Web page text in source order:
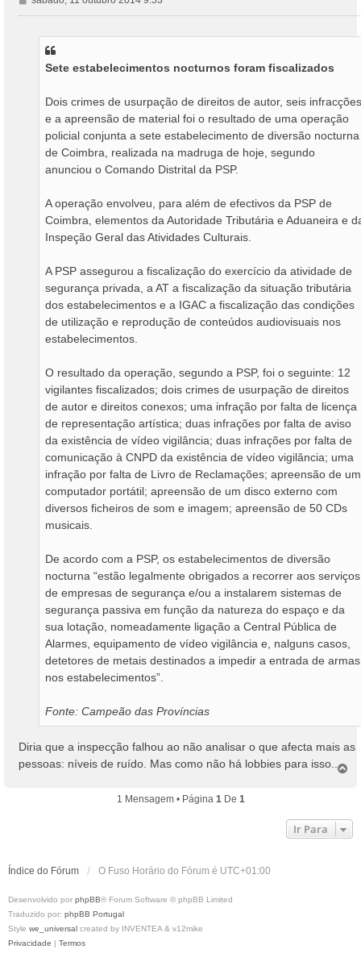
e
Sete estabelecimentos nocturnos foram fiscalizados
Dois crimes de usurpação de direitos de autor, seis infracções
e a apreensão de material foi o resultado de uma operação
policial conjunta a sete estabelecimento de diversão nocturna
de Coimbra, realizada na madruga de hoje, segundo
anunciou o Comando Distrital da PSP.
A operação envolveu, para além de efectivos da PSP de
Coimbra, elementos da Autoridade Tributária e Aduaneira e
Inspeção Geral das Atividades Culturais.
A PSP assegurou a fiscalização do exercício da atividade de
segurança privada, a AT a fiscalização da situação tributária
dos estabelecimentos e a IGAC a fiscalização das condições
de utilização e reprodução de conteúdos audiovisuais nos
estabelecimentos.
O resultado da operação, segundo a PSP, foi o seguinte: 12
vigilantes fiscalizados; dois crimes de usurpação de direitos
de autor e direitos conexos; uma infração por falta de licença
de representação artística; duas infrações por falta de aviso
da existência de vídeo vigilância; duas infrações por falta de
comunicação à CNPD da existência de vídeo vigilância; uma
infração por falta de Livro de Reclamações; apreensão de um
computador portátil; apreensão de um disco externo com
diversos ficheiros de som e imagem; apreensão de 50 CDs
musicais.
De acordo com a PSP, os estabelecimentos de diversão
nocturna “estão legalmente obrigados a recorrer aos serviços
de empresas de segurança e/ou a instalarem sistemas de
segurança passiva em função da natureza do espaço e da
sua lotação, nomeadamente ligação a Central Pública de
Alarmes, equipamento de vídeo vigilância e, nalguns casos,
detetores de metais destinados a impedir a entrada de armas
nos estabelecimentos”.
Fonte: Campeão das Províncias
Diria que a inspecção falhou ao não analisar o que afecta mais as
pessoas: níveis de ruído. Mas como não há lobbies para isso...
1 Mensagem • Página 1De 1
Ir Para
Índice do Fórum O Fuso Horário do Fórum é UTC+01:00
Desenvolvido por phpBB® Forum Software © phpBB Limited
Traduzido por: phpBB Portugal
Style we_universal created by INVENTEA & v12mike
Privacidade | Termos